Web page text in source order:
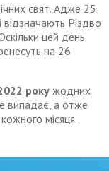
свят. Адже 25
відзначають Різдво
цей день
на 26
року жодних
випадає, а отже
місяця.